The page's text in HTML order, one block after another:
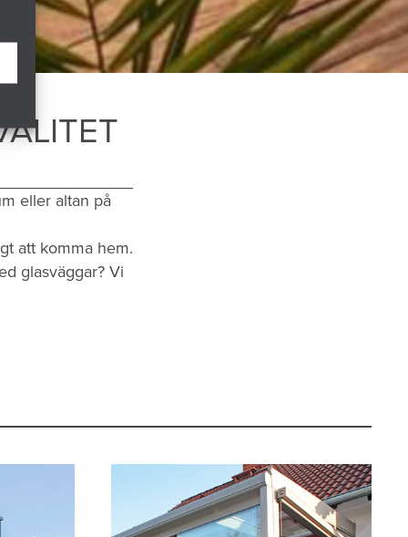
eller altan på
att komma hem.
glasväggar? Vi